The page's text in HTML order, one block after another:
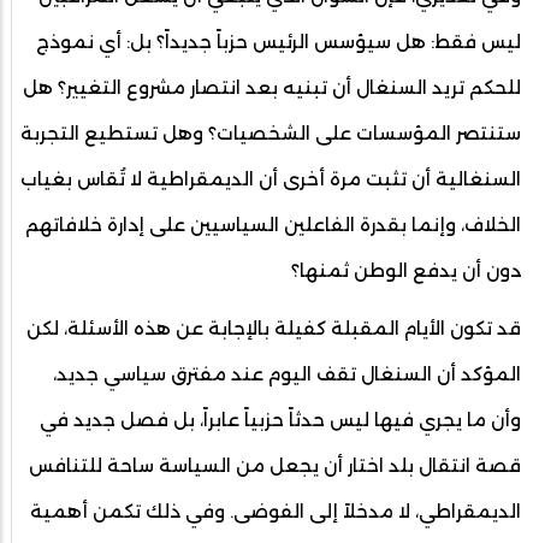
ليس فقط: هل سيؤسس الرئيس حزباً جديداً؟ بل: أي نموذج
للحكم تريد السنغال أن تبنيه بعد انتصار مشروع التغيير؟ هل
ستنتصر المؤسسات على الشخصيات؟ وهل تستطيع التجربة
السنغالية أن تثبت مرة أخرى أن الديمقراطية لا تُقاس بغياب
الخلاف، وإنما بقدرة الفاعلين السياسيين على إدارة خلافاتهم
دون أن يدفع الوطن ثمنها؟
قد تكون الأيام المقبلة كفيلة بالإجابة عن هذه الأسئلة، لكن
المؤكد أن السنغال تقف اليوم عند مفترق سياسي جديد،
وأن ما يجري فيها ليس حدثاً حزبياً عابراً، بل فصل جديد في
قصة انتقال بلد اختار أن يجعل من السياسة ساحة للتنافس
الديمقراطي، لا مدخلاً إلى الفوضى. وفي ذلك تكمن أهمية